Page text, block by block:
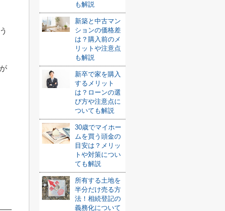
も解説
新築と中古マン
ションの価格差
は？購入前のメ
リットや注意点
も解説
新卒で家を購入
するメリット
は？ローンの選
び方や注意点に
ついても解説
30歳でマイホー
ムを買う頭金の
目安は？メリッ
トや対策につい
ても解説
所有する土地を
半分だけ売る方
法！相続登記の
義務化について